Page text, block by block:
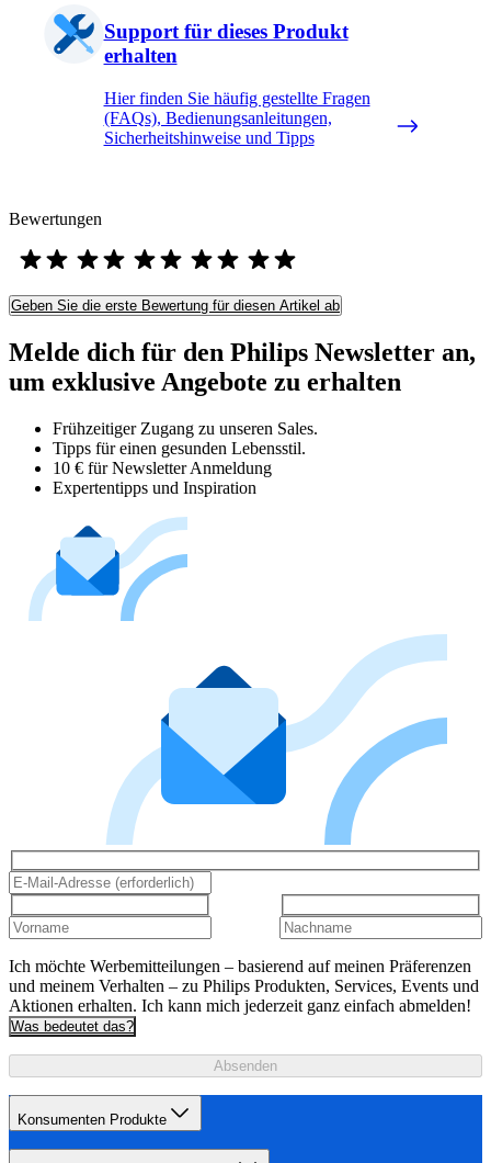
Support für dieses Produkt
erhalten
Hier finden Sie häufig gestellte Fragen
(FAQs), Bedienungsanleitungen,
Sicherheitshinweise und Tipps
Bewertungen
Geben Sie die erste Bewertung für diesen Artikel ab
Melde dich für den Philips Newsletter an,
um exklusive Angebote zu erhalten
Frühzeitiger Zugang zu unseren Sales.
Tipps für einen gesunden Lebensstil.
10 € für Newsletter Anmeldung
Expertentipps und Inspiration
Ich möchte Werbemitteilungen – basierend auf meinen Präferenzen
und meinem Verhalten – zu Philips Produkten, Services, Events und
Aktionen erhalten. Ich kann mich jederzeit ganz einfach abmelden!
Was bedeutet das?
Absenden
Konsumenten Produkte